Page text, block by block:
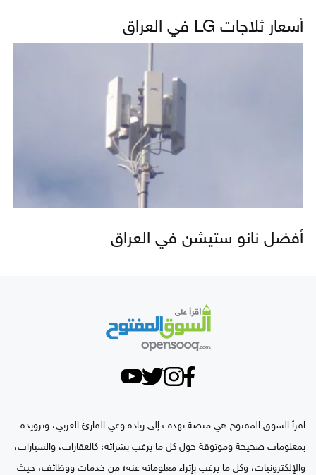
أسعار ثلاجات LG في العراق
أفضل نانو ستيشن في العراق
اقرأ السوق المفتوح هي منصة تهدف إلى زيادة وعي القارئ العربي، وتزويده
بمعلومات صحيحة وموثوقة حول كل ما يرغب بشرائه؛ كالعقارات، والسيارات،
والإلكترونيات، وكل ما يرغب بإثراء معلوماته عنه؛ من خدمات ووظائف، حيث